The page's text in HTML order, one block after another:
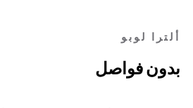
ألترا لوبو
بدون فواصل